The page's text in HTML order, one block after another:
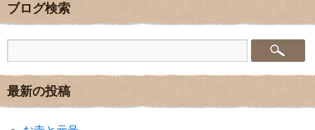
ブログ検索
最新の投稿